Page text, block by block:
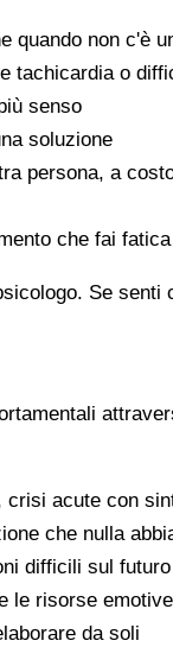
quando non c'è
tachicardia o
senso
soluzione
persona, a
che fai
Se
crisi acute con
che nulla
difficili sul
le risorse emotive
da soli